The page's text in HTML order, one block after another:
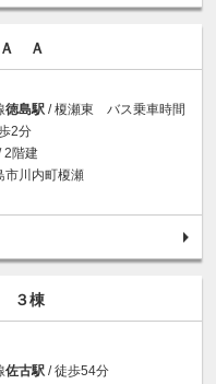
Ａ Ａ
徳島駅 / 榎瀬東 バス乗車時間
2分
2階建
市川内町榎瀬
３棟
佐古駅 / 徒歩54分